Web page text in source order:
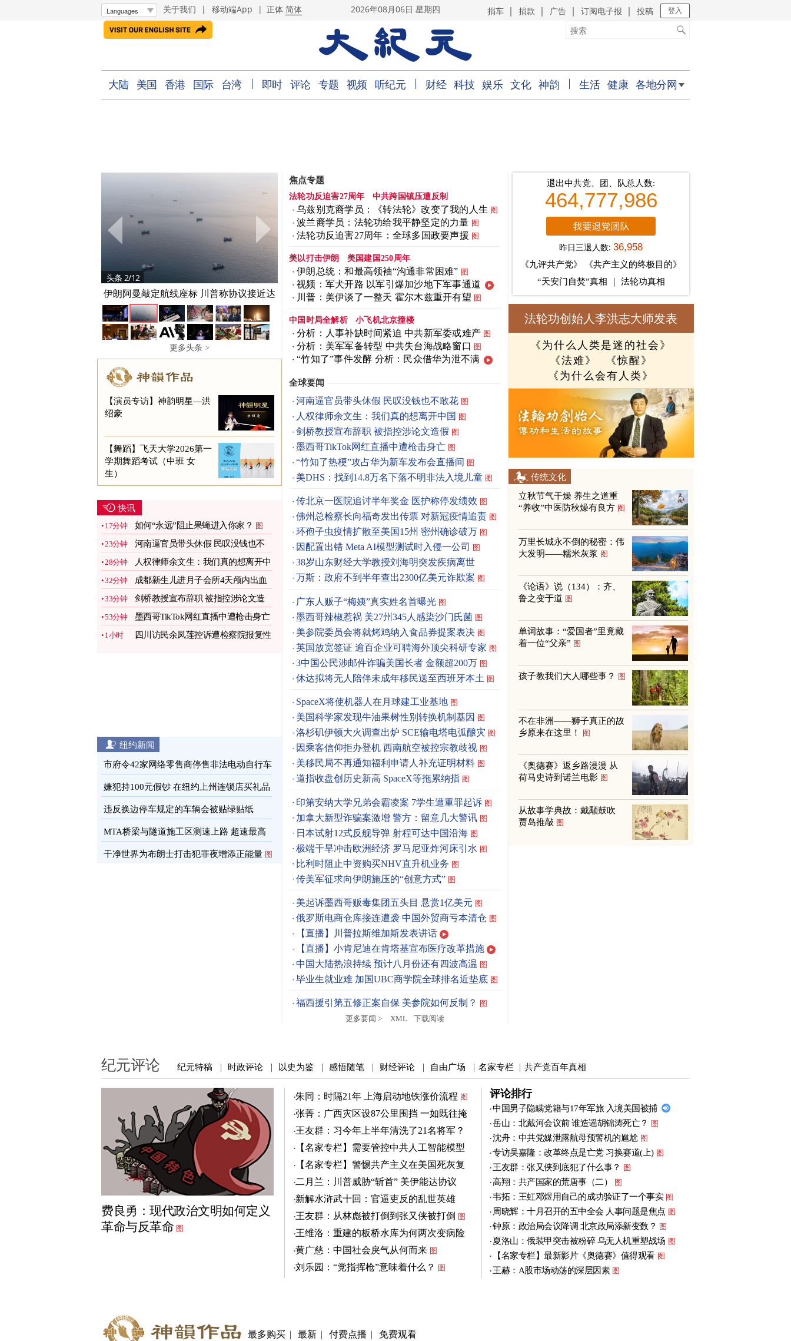
关于我们 | 移动端App | 正体 简体 2026年08月06日 星期四 捐车 捐款 广告 订阅电子报 投稿 登入
大陆 美国 香港 国际 台湾 即时 评论 专题 视频 听纪元 财经 科技 娱乐 文化 神韵 生活 健康 各地分网
头条 2/12
伊朗阿曼敲定航线座标 川普称协议接近达
成
更多头条 >
【演员专访】神韵明星—洪
绍豪
【舞蹈】飞天大学2026第一
学期舞蹈考试（中班 女
生）
快讯
17分钟 如何“永远”阻止果蝇进入你家？ 图
23分钟
河南逼官员带头休假 民叹没钱也不
敢花 图
28分钟
人权律师余文生：我们真的想离开中
国 图
32分钟
成都新生儿进月子会所4天颅内出血
监控曝光 图
33分钟
剑桥教授宣布辞职 被指控涉论文造
假 图
53分钟 墨西哥TikTok网红直播中遭枪击身亡
图
1小时
四川访民余凤莲控诉遭检察院报复性
纽约新闻
市府令42家网络零售商停售非法电动自行车
图
嫌犯持100元假钞 在纽约上州连锁店买礼品
卡 图
违反换边停车规定的车辆会被贴绿贴纸
MTA桥梁与隧道施工区测速上路 超速最高
罚100元 图
干净世界为布朗士打击犯罪夜增添正能量 图
焦点专题
法轮功反迫害27周年 中共跨国镇压遭反制
乌兹别克裔学员：《转法轮》改变了我的人生 图
波兰裔学员：法轮功给我平静坚定的力量 图
法轮功反迫害27周年：全球多国政要声援 图
美以打击伊朗 美国建国250周年
伊朗总统：和最高领袖“沟通非常困难” 图
视频：军犬开路 以军引爆加沙地下军事通道
川普：美伊谈了一整天 霍尔木兹重开有望 图
中国时局全解析 小飞机北京撞楼
分析：人事补缺时间紧迫 中共新军委或难产 图
分析：美军军备转型 中共失台海战略窗口 图
“竹知了”事件发酵 分析：民众借华为泄不满
全球要闻
河南逼官员带头休假 民叹没钱也不敢花 图
人权律师余文生：我们真的想离开中国 图
剑桥教授宣布辞职 被指控涉论文造假 图
墨西哥TikTok网红直播中遭枪击身亡 图
“竹知了热梗”攻占华为新车发布会直播间 图
美DHS：找到14.8万名下落不明非法入境儿童 图
传北京一医院追讨半年奖金 医护称停发绩效 图
佛州总检察长向福奇发出传票 对新冠疫情追责 图
环孢子虫疫情扩散至美国15州 密州确诊破万 图
因配置出错 Meta AI模型测试时入侵一公司 图
38岁山东财经大学教授刘海明突发疾病离世
万斯：政府不到半年查出2300亿美元诈欺案 图
广东人贩子“梅姨”真实姓名首曝光 图
墨西哥辣椒惹祸 美27州345人感染沙门氏菌 图
美参院委员会将就烤鸡纳入食品券提案表决 图
英国放宽签证 逾百企业可聘海外顶尖科研专家 图
3中国公民涉邮件诈骗美国长者 金额超200万 图
休达拟将无人陪伴未成年移民送至西班牙本土 图
SpaceX将使机器人在月球建工业基地 图
美国科学家发现牛油果树性别转换机制基因 图
洛杉矶伊顿大火调查出炉 SCE输电塔电弧酿灾 图
因乘客信仰拒办登机 西南航空被控宗教歧视 图
美移民局不再通知福利申请人补充证明材料 图
道指收盘创历史新高 SpaceX等拖累纳指 图
印第安纳大学兄弟会霸凌案 7学生遭重罪起诉 图
加拿大新型诈骗案激增 警方：留意几大警讯 图
日本试射12式反舰导弹 射程可达中国沿海 图
极端干旱冲击欧洲经济 罗马尼亚炸河床引水 图
比利时阻止中资购买NHV直升机业务 图
传美军征求向伊朗施压的“创意方式” 图
美起诉墨西哥贩毒集团五头目 悬赏1亿美元 图
俄罗斯电商仓库接连遭袭 中国外贸商亏本清仓 图
【直播】川普拉斯维加斯发表讲话
【直播】小肯尼迪在肯塔基宣布医疗改革措施
中国大陆热浪持续 预计八月份还有四波高温 图
毕业生就业难 加国UBC商学院全球排名近垫底 图
福西援引第五修正案自保 美参院如何反制？
图
更多要闻 >
XML 下载阅读
退出中共党、团、队总人数:
464,777,986
昨日三退人数:36,958
《九评共产党》
《共产主义的终极目的》
“天安门自焚”真相
法轮功真相
法轮功创始人李洪志大师发表
《为什么人类是迷的社会》
《法难》
《惊醒》
《为什么会有人类》
传统文化
立秋节气干燥 养生之道重
“养收”中医防秋燥有良方 图
万里长城永不倒的秘密：伟
大发明——糯米灰浆 图
《论语》说（134）：齐、
鲁之变于道 图
单词故事：“爱国者”里竟藏
着一位“父亲” 图
孩子教我们大人哪些事？ 图
不在非洲——狮子真正的故
乡原来在这里！
图
《奥德赛》返乡路漫漫 从
荷马史诗到诺兰电影 图
从故事学典故：戴颙鼓吹
贾岛推敲 图
纪元评论 纪元特稿 | 时政评论 | 以史为鉴 | 感悟随笔 | 财经评论 | 自由广场 | 名家专栏 | 共产党百年真相
费良勇：现代政治文明如何定义
革命与反革命 图
朱同：时隔21年 上海启动地铁涨价流程 图
张菁：广西灾区设87公里围挡 一如既往掩
盖真相 图
王友群：习今年上半年清洗了21名将军？
图
【名家专栏】需要管控中共人工智能模型
图
【名家专栏】警惕共产主义在美国死灰复
燃 图
二月兰：川普威胁“斩首” 美伊能达协议
吗？ 图
新解水浒武十回：官逼吏反的乱世英雄
（3） 图
王友群：从林彪被打倒到张又侠被打倒 图
王维洛：重建的板桥水库为何两次变病险
水库？
图
黄广慈：中国社会戾气从何而来 图
刘乐园：“党指挥枪”意味着什么？ 图
评论排行
中国男子隐瞒党籍与17年军旅 入境美国被捕
岳山：北戴河会议前 谁造谣胡锦涛死亡？
图
沈舟：中共党媒泄露航母预警机的尴尬 图
专访吴嘉隆：改革终点是亡党 习换赛道(上) 图
王友群：张又侠到底犯了什么事？ 图
高翔：共产国家的荒唐事（二） 图
韦拓：王虹邓煜用自己的成功验证了一个事实 图
周晓辉：十月召开的五中全会 人事问题是焦点 图
钟原：政治局会议降调 北京政局添新变数？ 图
夏洛山：俄装甲突击被粉碎 乌无人机重塑战场 图
【名家专栏】最新影片《奥德赛》值得观看 图
王赫：A股市场动荡的深层因素 图
最多购买 | 最新 | 付费点播 | 免费观看